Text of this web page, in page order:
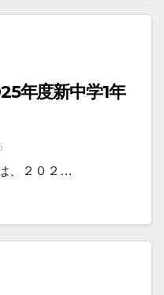
年度新中学1年
、２０２…